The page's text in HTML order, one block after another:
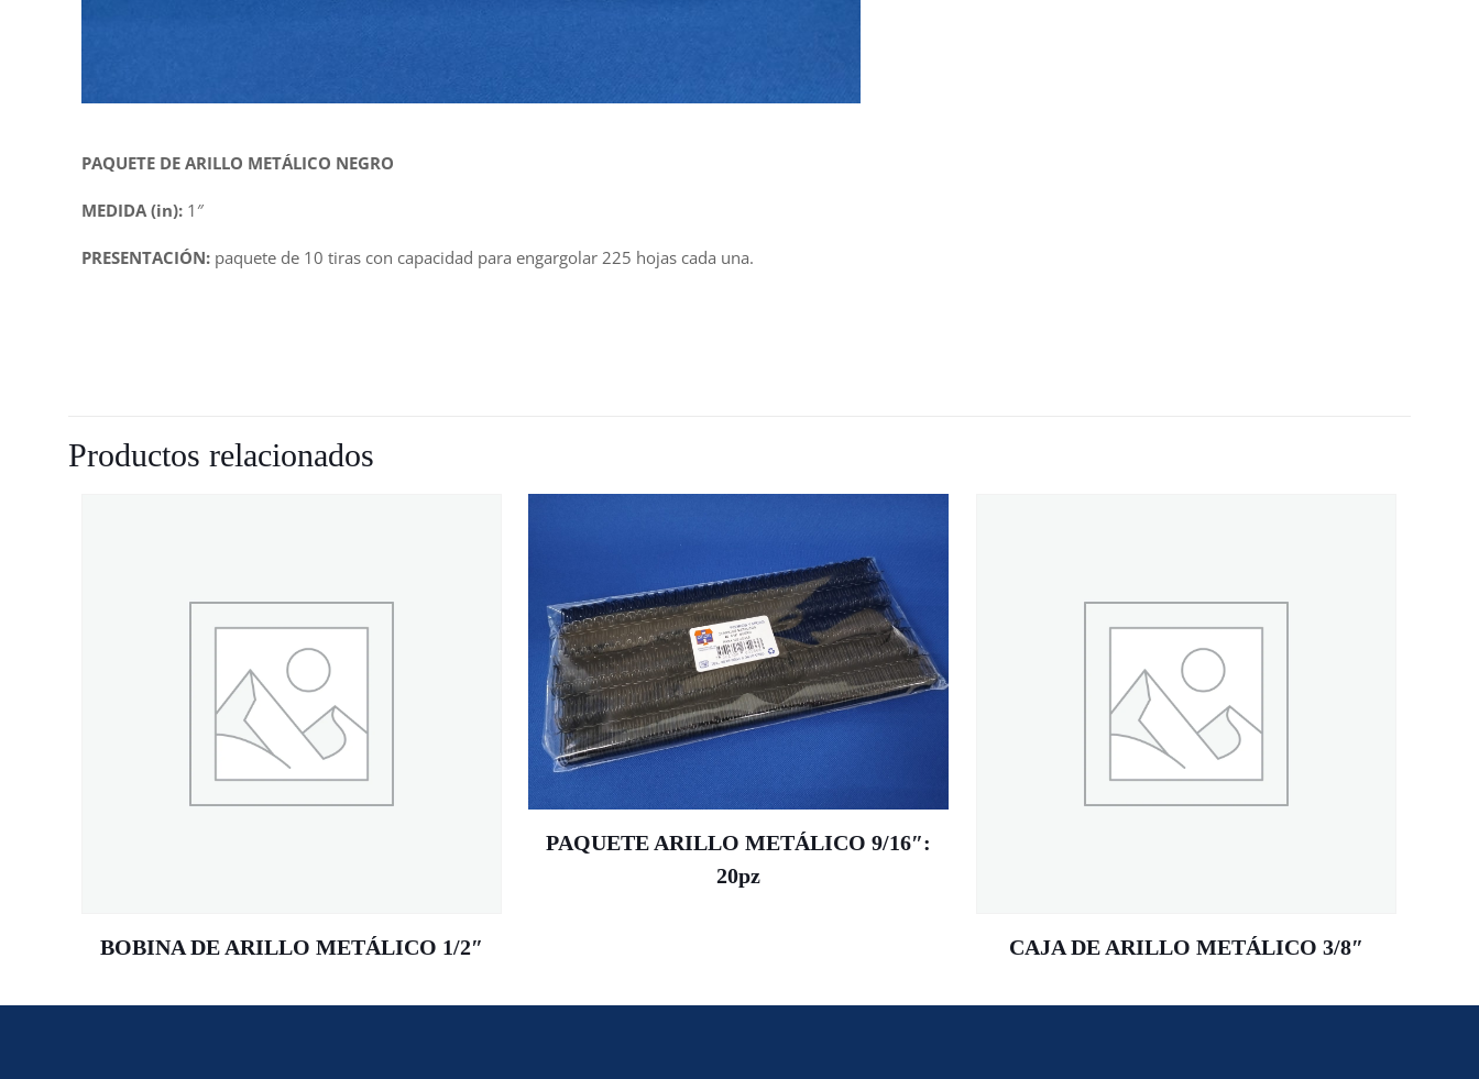
PAQUETE DE ARILLO METÁLICO NEGRO
MEDIDA (in): 1″
PRESENTACIÓN: paquete de 10 tiras con capacidad para engargolar 225 hojas cada una.
Productos relacionados
BOBINA DE ARILLO METÁLICO 1/2″
PAQUETE ARILLO METÁLICO 9/16″:
20pz
CAJA DE ARILLO METÁLICO 3/8″